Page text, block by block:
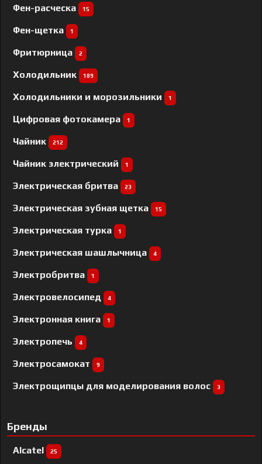
Фен-расческа 15
Фен-щетка 1
Фритюрница 2
Холодильник 189
Холодильники и морозильники 1
Цифровая фотокамера 1
Чайник 212
Чайник электрический 1
Электрическая бритва 23
Электрическая зубная щетка 15
Электрическая турка 1
Электрическая шашлычница 4
Электробритва 1
Электровелосипед 4
Электронная книга 1
Электропечь 4
Электросамокат 9
Электрощипцы для моделирования волос 3
Бренды
Alcatel 25